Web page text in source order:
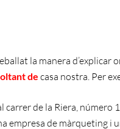
la manera d’explicar
de casa nostra. Per
carrer de la Riera, número
empresa de màrqueting i